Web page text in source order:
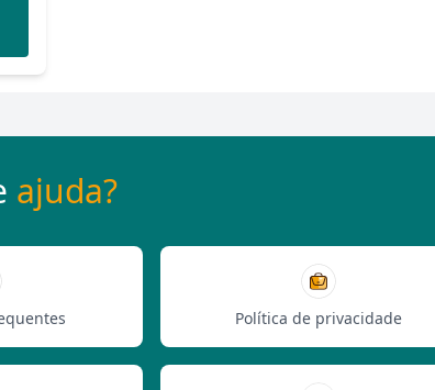
ajuda?
Política de privacidade